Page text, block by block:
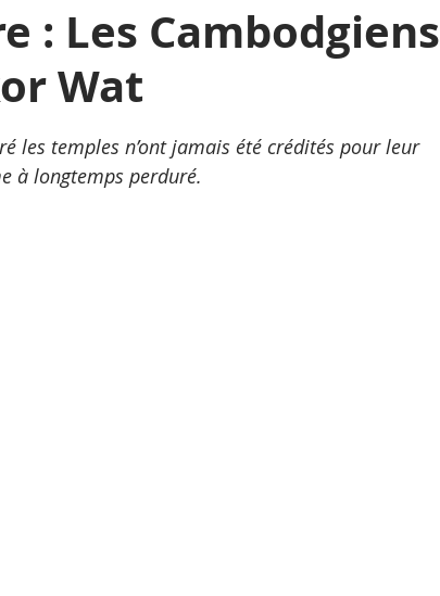
: Les Cambodgiens
Wat
les temples n’ont jamais été crédités pour leur
à longtemps perduré.